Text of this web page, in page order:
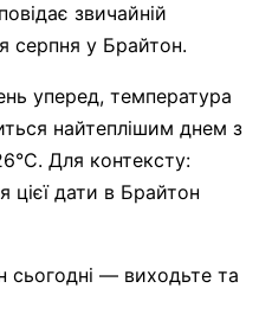
звичайній
серпня у Брайтон.
уперед, температура
найтеплішим днем з
Для контексту:
дати в Брайтон
сьогодні — виходьте та